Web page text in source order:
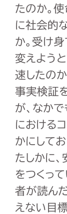
たのか。
に社会的
か。受け
変えよう
速したの
事実検証
が、なか
における
かにしてお
たしかに
をつくっ
者が読ん
えない目